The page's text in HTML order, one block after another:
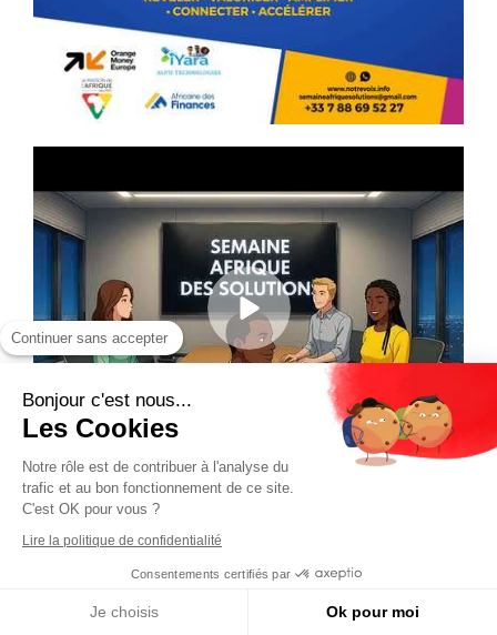
Continuer sans accepter
Bonjour c'est nous...
Les Cookies
Notre rôle est de contribuer à l'analyse du
trafic et au bon fonctionnement de ce site.
C'est OK pour vous ?
Lire la politique de confidentialité
Consentements certifiés par
Je choisis Ok pour moi